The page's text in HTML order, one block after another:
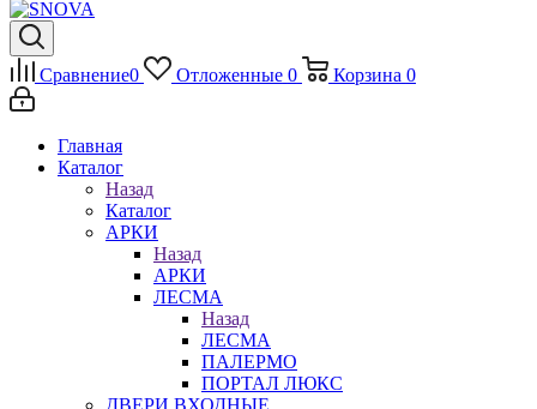
Сравнение0 Отложенные 0 Корзина 0
Главная
Каталог
Назад
Каталог
АРКИ
Назад
АРКИ
ЛЕСМА
Назад
ЛЕСМА
ПАЛЕРМО
ПОРТАЛ ЛЮКС
ДВЕРИ ВХОДНЫЕ